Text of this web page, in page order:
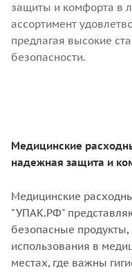
защиты и комфорта в
ассортимент
предлагая высокие
безопасности.
Медицинские
надежная защита и
Медицинские
"УПАК.РФ"
безопасные
использования в
местах, где важны